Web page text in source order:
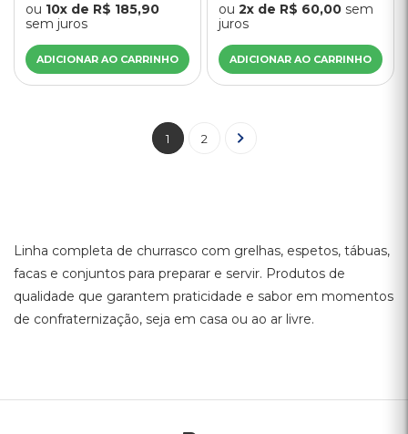
ou 10x de R$ 185,90
sem juros
ADICIONAR AO CARRINHO
ou 2x de R$ 60,00 sem
juros
ADICIONAR AO CARRINHO
1 2
Linha completa de churrasco com grelhas, espetos, tábuas,
facas e conjuntos para preparar e servir. Produtos de
qualidade que garantem praticidade e sabor em momentos
de confraternização, seja em casa ou ao ar livre.